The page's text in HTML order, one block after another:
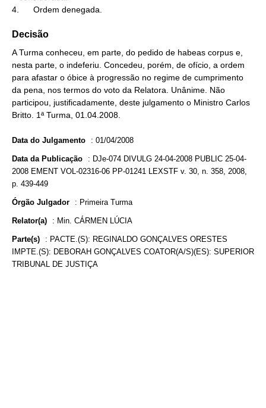
4.      Ordem denegada.
Decisão
A Turma conheceu, em parte, do pedido de habeas corpus e,
nesta parte, o indeferiu. Concedeu, porém, de ofício, a ordem
para afastar o óbice à progressão no regime de cumprimento
da pena, nos termos do voto da Relatora. Unânime. Não
participou, justificadamente, deste julgamento o Ministro Carlos
Britto. 1ª Turma, 01.04.2008.
Data do Julgamento : 01/04/2008
Data da Publicação : DJe-074 DIVULG 24-04-2008 PUBLIC 25-04-
2008 EMENT VOL-02316-06 PP-01241 LEXSTF v. 30, n. 358, 2008,
p. 439-449
Órgão Julgador : Primeira Turma
Relator(a) : Min. CÁRMEN LÚCIA
Parte(s) : PACTE.(S): REGINALDO GONÇALVES ORESTES
IMPTE.(S): DEBORAH GONÇALVES COATOR(A/S)(ES): SUPERIOR
TRIBUNAL DE JUSTIÇA